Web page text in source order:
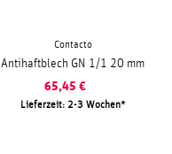
Contacto
Antihaftblech GN 1/1 20 mm
65,45 €
Lieferzeit: 2-3 Wochen